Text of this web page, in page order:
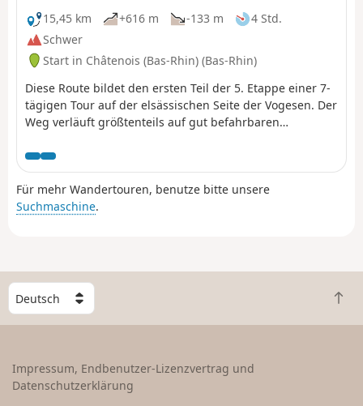
15,45 km
+616 m -133 m
4 Std.
Schwer
Start in Châtenois (Bas-Rhin) (Bas-Rhin)
Diese Route bildet den ersten Teil der 5. Etappe einer 7-
tägigen Tour auf der elsässischen Seite der Vogesen. Der
Weg verläuft größtenteils auf gut befahrbaren
besteht aus Schildern mit einem orangefarbenen oder
roten Mountainbike-Logo sowie der Aufschrift TMV
(Traversée du Massif Vosgien).
Für mehr Wandertouren, benutze bitte unsere
Suchmaschine.
W
ä
h
e
Z
u
Impressum, Endbenutzer-Lizenzvertrag und
Datenschutzerklärung